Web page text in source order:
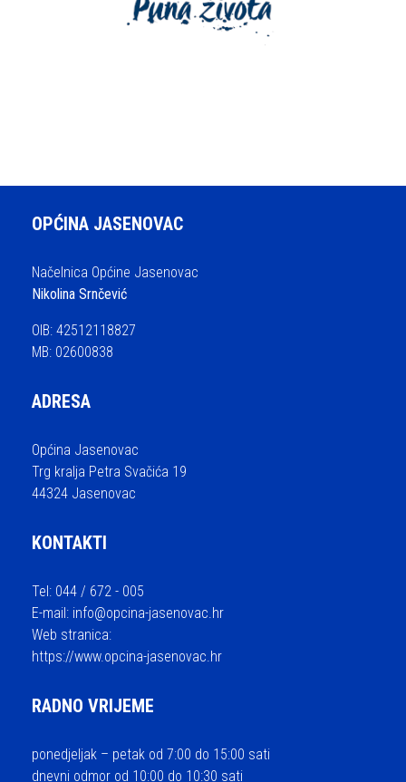
OPĆINA JASENOVAC
Načelnica Općine Jasenovac
Nikolina Srnčević
OIB: 42512118827
MB: 02600838
ADRESA
Općina Jasenovac
Trg kralja Petra Svačića 19
44324 Jasenovac
KONTAKTI
Tel: 044 / 672 - 005
E-mail: info@opcina-jasenovac.hr
Web stranica:
https://www.opcina-jasenovac.hr
RADNO VRIJEME
ponedjeljak – petak od 7:00 do 15:00 sati
dnevni odmor od 10:00 do 10:30 sati